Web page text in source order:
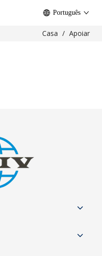
Português
Casa / Apoiar